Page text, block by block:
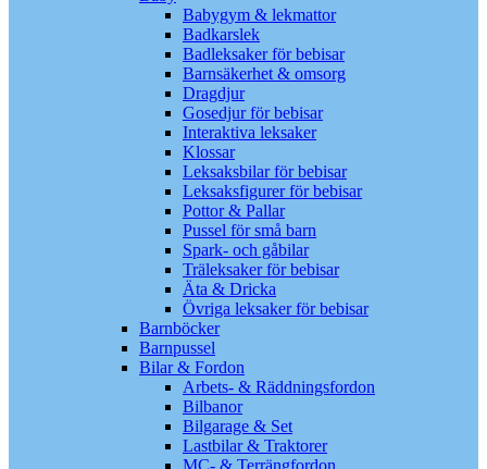
Babygym & lekmattor
Badkarslek
Badleksaker för bebisar
Barnsäkerhet & omsorg
Dragdjur
Gosedjur för bebisar
Interaktiva leksaker
Klossar
Leksaksbilar för bebisar
Leksaksfigurer för bebisar
Pottor & Pallar
Pussel för små barn
Spark- och gåbilar
Träleksaker för bebisar
Äta & Dricka
Övriga leksaker för bebisar
Barnböcker
Barnpussel
Bilar & Fordon
Arbets- & Räddningsfordon
Bilbanor
Bilgarage & Set
Lastbilar & Traktorer
MC- & Terrängfordon